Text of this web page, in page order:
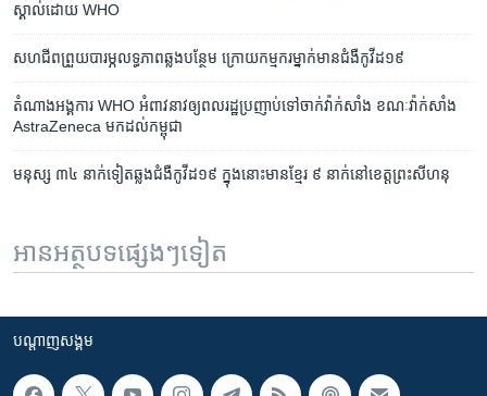
ស្គាល់​ដោយ​ WHO
សហជីព​ព្រួយ​បារម្ភ​លទ្ធភាព​ឆ្លង​បន្ថែម​ ក្រោយ​កម្មករ​ម្នាក់​មាន​ជំងឺ​កូវីដ​១៩
តំណាង​អង្គការ​ WHO ​អំពាវនាវ​ឲ្យ​ពលរដ្ឋ​​ប្រញាប់​ទៅ​ចាក់​វ៉ាក់សាំង ខណៈ​​​វ៉ាក់សាំង
AstraZeneca​ មក​ដល់​កម្ពុជា
មនុស្ស ​៣៤​ នាក់​ទៀត​​ឆ្លង​ជំងឺ​កូវីដ​១៩ ក្នុង​នោះ​មាន​ខ្មែរ​ ៩​ នាក់​នៅ​ខេត្ត​ព្រះសីហនុ
អានអត្ថបទផ្សេងៗទៀត
បណ្តាញ​សង្គម